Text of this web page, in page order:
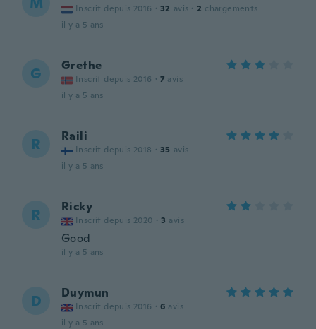
Inscrit depuis 2016 · 32 avis · 2 chargements
il y a 5 ans
G Grethe
Inscrit depuis 2016 · 7 avis
il y a 5 ans
R Raili
Inscrit depuis 2018 · 35 avis
il y a 5 ans
R Ricky
Inscrit depuis 2020 · 3 avis
Good
il y a 5 ans
D Duymun
Inscrit depuis 2016 · 6 avis
il y a 5 ans